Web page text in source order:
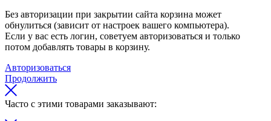
Без авторизации при закрытии сайта корзина может
обнулиться (зависит от настроек вашего компьютера).
Если у вас есть логин, советуем авторизоваться и только
потом добавлять товары в корзину.
Авторизоваться
Продолжить
Часто с этими товарами заказывают: